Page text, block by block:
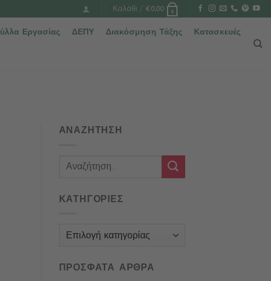
Καλάθι / €0,00 0
Εργασίας ΔΕΠΥ Διακόσμηση Τάξης Κατασκευές
ΑΝΑΖΗΤΗΣΗ
ΚΑΤΗΓΟΡΙΕΣ
Κατηγορίες
ΠΡΟΣΦΑΤΑ ΑΡΘΡΑ